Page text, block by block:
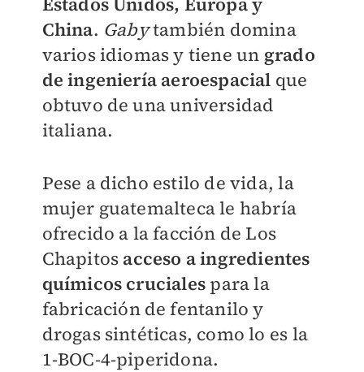
China. Gabytambién domina
varios idiomas y tiene un grado
de ingeniería aeroespacial que
obtuvo de una universidad
italiana.
Pese a dicho estilo de vida, la
mujer guatemalteca le habría
ofrecido a la facción de Los
Chapitos acceso a ingredientes
químicos cruciales para la
fabricación de fentanilo y
drogas sintéticas, como lo es la
1-BOC-4-piperidona.